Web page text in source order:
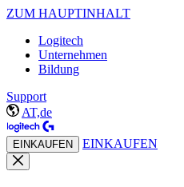
ZUM HAUPTINHALT
Logitech
Unternehmen
Bildung
Support
AT,de
EINKAUFEN EINKAUFEN